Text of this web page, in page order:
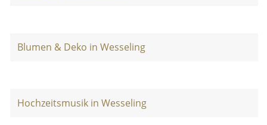
Blumen & Deko in Wesseling
Hochzeitsmusik in Wesseling